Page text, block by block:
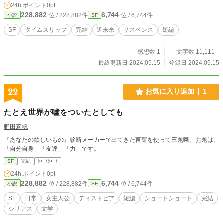
代わりに、その憎き男の元へ案内する」と話を持ち掛ける。
半信半疑ながらも共に過去にタイムスリップする2人。 しか
し、男が過去に戻って恋に落ちた相手は、まだ女だった頃の
自分自身であった。 人生を壊した男はまさに自分だったの
れていく数々の真実とは？ 時空を移動しながら自らの宿命と
24h.ポイント 0pt
小説 228,882 位 / 228,882件 SF 6,744 位 / 6,744件
SF タイムスリップ 完結 近未来 サスペンス 短編
感想数 1
文字数 11,111
最終更新日 2024.05.15
登録日 2024.05.15
22 お気に入り追加 1
たとえ世界が嘘をついたとしても
野田莉帆
『あなたの欲しいもの』診断メーカーで出てきた言葉を使って三題噺。お題は、
「自分自身」「友達」「力」です。
SF 完結 ｼｮｰﾄｼｮｰﾄ
24h.ポイント 0pt
小説 228,882 位 / 228,882件 SF 6,744 位 / 6,744件
SF 日常 女主人公 ディストピア 短編 ショートショート
完結
シリアス
文学